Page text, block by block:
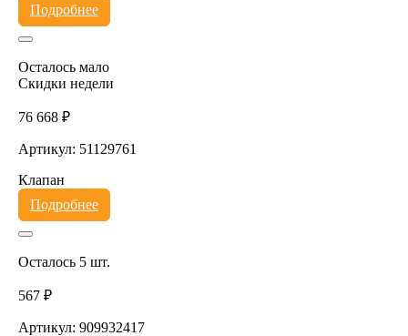
Подробнее
Осталось мало
Скидки недели
76 668 ₽
Артикул: 51129761
Клапан
Подробнее
Осталось 5 шт.
567 ₽
Артикул: 909932417